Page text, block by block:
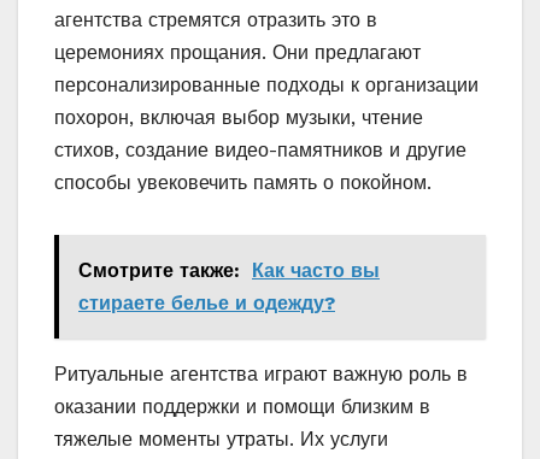
агентства стремятся отразить это в
церемониях прощания. Они предлагают
персонализированные подходы к организации
похорон, включая выбор музыки, чтение
стихов, создание видео-памятников и другие
способы увековечить память о покойном.
Смотрите также:
Как часто вы
стираете белье и одежду?
Ритуальные агентства играют важную роль в
оказании поддержки и помощи близким в
тяжелые моменты утраты. Их услуги